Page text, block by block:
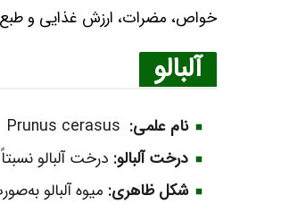
خواص، مضرات، ارزش غذایی و طبع
آلبالو
نام علمی:
درخت آلبالو: درخت آلبالو
شکل ظاهری: میوه آلبالو